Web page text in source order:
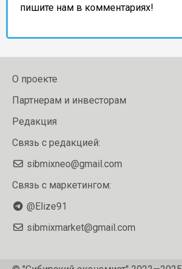
пишите нам в комментариях!
О проекте
Партнерам и инвесторам
Редакция
Связь с редакцией:
sibmixneo@gmail.com
Связь с маркетингом:
@Elize91
sibmixmarket@gmail.com